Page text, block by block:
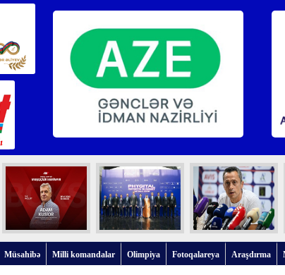
Müsahibə Milli komandalar Olimpiya Fotoqalareya Araşdırma